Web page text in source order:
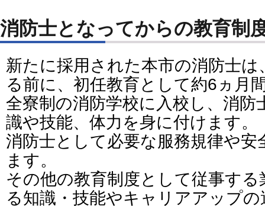
消防士となってからの教育制
新たに採用された本市の消防士
る前に、初任教育として約6ヵ月
全寮制の消防学校に入校し、消防
識や技能、体力を身に付けます。
消防士として必要な服務規律や
ます。
その他の教育制度として従事す
る知識・技能やキャリアアップ